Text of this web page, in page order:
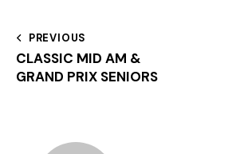
PREVIOUS
CLASSIC MID AM &
GRAND PRIX SENIORS